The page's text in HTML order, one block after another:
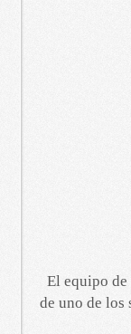
El equipo de
de uno de los